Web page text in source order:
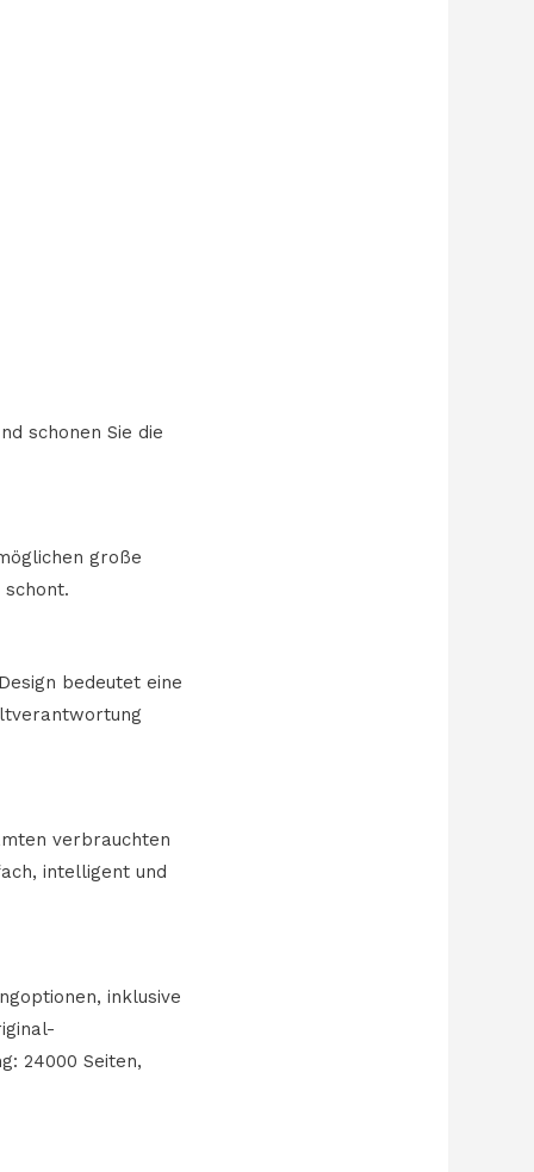
schonen Sie die
große
bedeutet eine
verbrauchten
intelligent und
inklusive
24000 Seiten,